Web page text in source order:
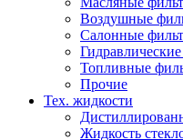
Воздушные
Салонные
Топливные
Прочие
Тех. жидкости
Жидкость